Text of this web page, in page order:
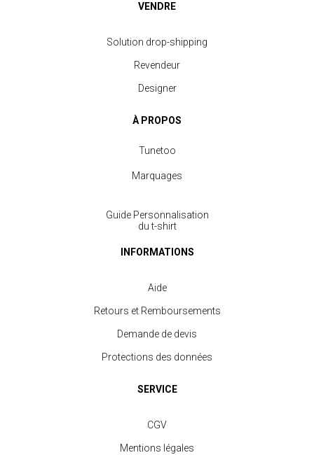
VENDRE
Solution drop-shipping
Revendeur
Designer
À PROPOS
Tunetoo
Marquages
Guide Personnalisation
du t-shirt
INFORMATIONS
Aide
Retours et Remboursements
Demande de devis
Protections des données
SERVICE
CGV
Mentions légales